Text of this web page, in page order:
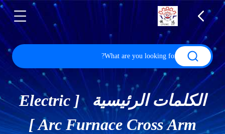
الكلمات الرئيسية [ Electric
Arc Furnace Cross Arm ]